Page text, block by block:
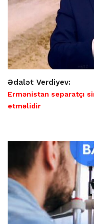
Ədalət Verdiyev:
Ermənistan separatçı
etməlidir